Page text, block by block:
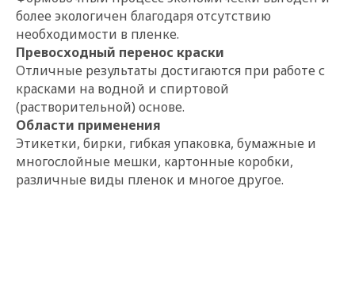
более экологичен благодаря отсутствию
необходимости в пленке.
Превосходный перенос краски
Отличные результаты достигаются при работе с
красками на водной и спиртовой
(растворительной) основе.
Области применения
Этикетки, бирки, гибкая упаковка, бумажные и
многослойные мешки, картонные коробки,
различные виды пленок и многое другое.